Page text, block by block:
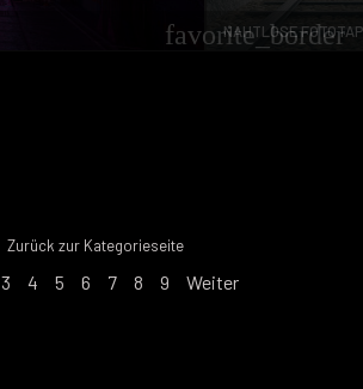
favorite_border
NAHTLOSE
Zurück zur Kategorieseite
3 4 5 6 7 8 9 Weiter